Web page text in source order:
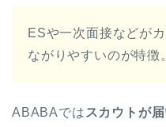
ESや一次面接などが
ながりやすいのが特徴
ABABAでは スカウトが